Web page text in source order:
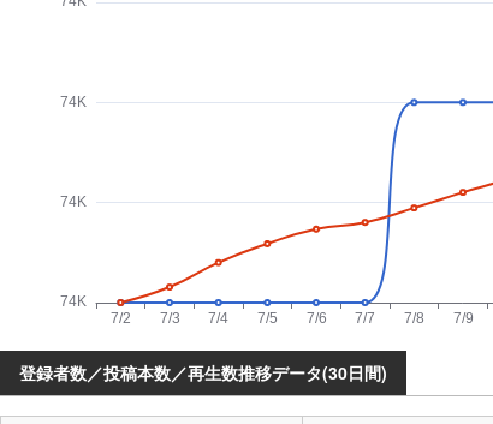
登録者数／投稿本数／再生数推移データ(30日間)